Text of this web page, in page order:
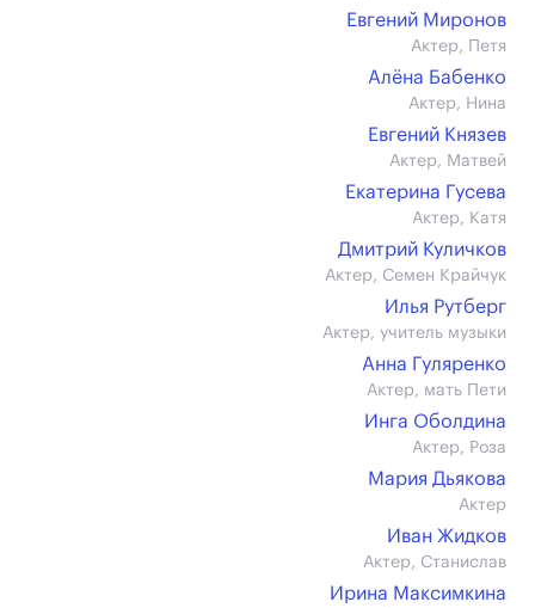
Евгений Миронов
Актер, Петя
Алёна Бабенко
Актер, Нина
Евгений Князев
Актер, Матвей
Екатерина Гусева
Актер, Катя
Дмитрий Куличков
Актер, Семен Крайчук
Илья Рутберг
Актер, учитель музыки
Анна Гуляренко
Актер, мать Пети
Инга Оболдина
Актер, Роза
Мария Дьякова
Актер
Иван Жидков
Актер, Станислав
Ирина Максимкина